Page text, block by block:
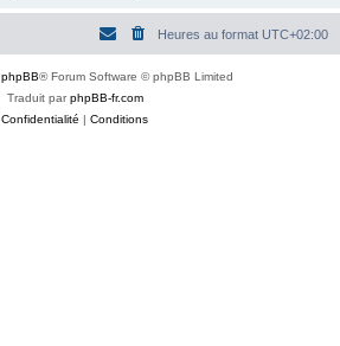
Heures au format UTC+02:00
phpBB® Forum Software © phpBB Limited
Traduit parphpBB-fr.com
Confidentialité | Conditions